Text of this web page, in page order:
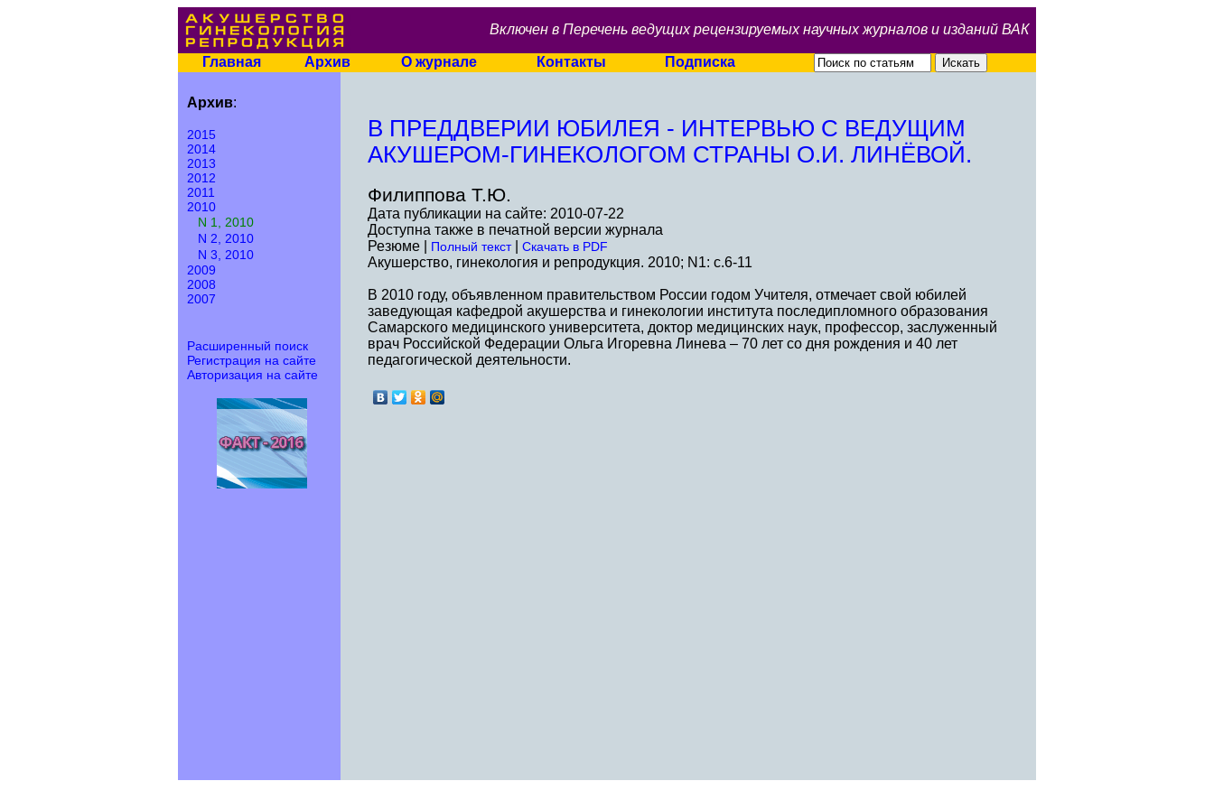
Включен в Перечень ведущих рецензируемых научных журналов и изданий ВАК
Главная Архив О журнале Контакты Подписка
Архив:
2015
2014
2013
2012
2011
2010
N 1, 2010
N 2, 2010
N 3, 2010
2009
2008
2007
Расширенный поиск
Регистрация на сайте
Авторизация на сайте
В ПРЕДДВЕРИИ ЮБИЛЕЯ - ИНТЕРВЬЮ С ВЕДУЩИМ
АКУШЕРОМ-ГИНЕКОЛОГОМ СТРАНЫ О.И. ЛИНЁВОЙ.
Филиппова Т.Ю.
Дата публикации на сайте: 2010-07-22
Доступна также в печатной версии журнала
Резюме | Полный текст| Скачать в PDF
Акушерство, гинекология и репродукция. 2010; N1: c.6-11
В 2010 году, объявленном правительством России годом Учителя, отмечает свой юбилей
заведующая кафедрой акушерства и гинекологии института последипломного образования
Самарского медицинского университета, доктор медицинских наук, профессор, заслуженный
врач Российской Федерации Ольга Игоревна Линева – 70 лет со дня рождения и 40 лет
педагогической деятельности.